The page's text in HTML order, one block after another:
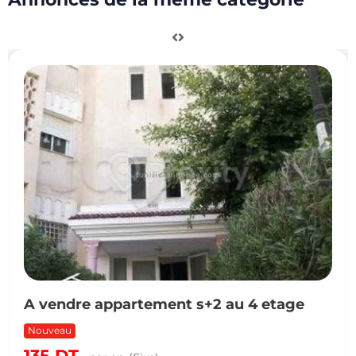
A vendre appartement s+2 au 4 etage
Nouveau